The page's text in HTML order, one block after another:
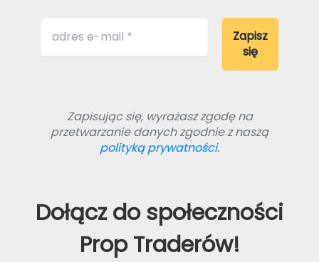
Zapisując się, wyrażasz zgodę na
przetwarzanie danych zgodnie z naszą
polityką prywatności.
Dołącz do społeczności
Prop Traderów!